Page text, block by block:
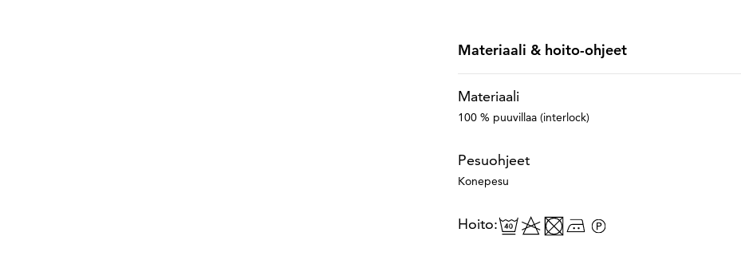
Materiaali & hoito-ohjeet
Materiaali
100 % puuvillaa (interlock)
Pesuohjeet
Konepesu
Hoito: